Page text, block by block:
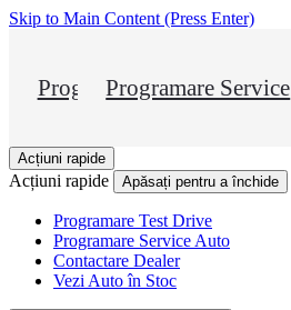
Skip to Main Content (Press Enter)
Programare Test Drive
Programare Service
Acțiuni rapide
Acțiuni rapide Apăsați pentru a închide
Programare Test Drive
Programare Service Auto
Contactare Dealer
Vezi Auto în Stoc